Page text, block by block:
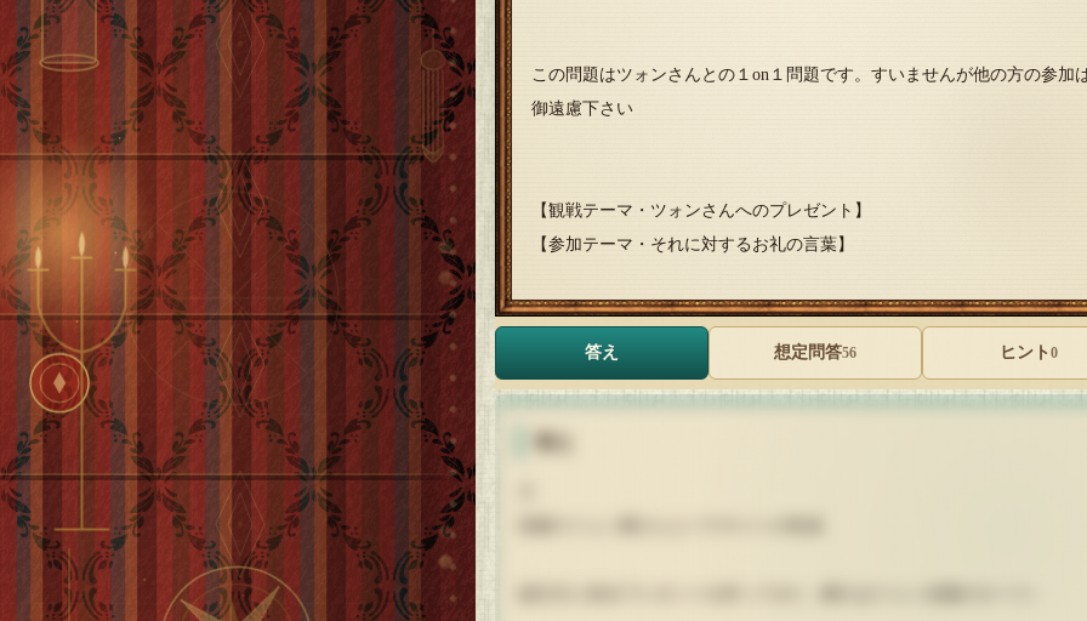
この問題はツォンさんとの１on１問題です。すいませんが他の方の参加
御遠慮下さい
【観戦テーマ・ツォンさんへのプレゼント】
【参加テーマ・それに対するお礼の言葉】
答え 想定問答56 ヒント 0